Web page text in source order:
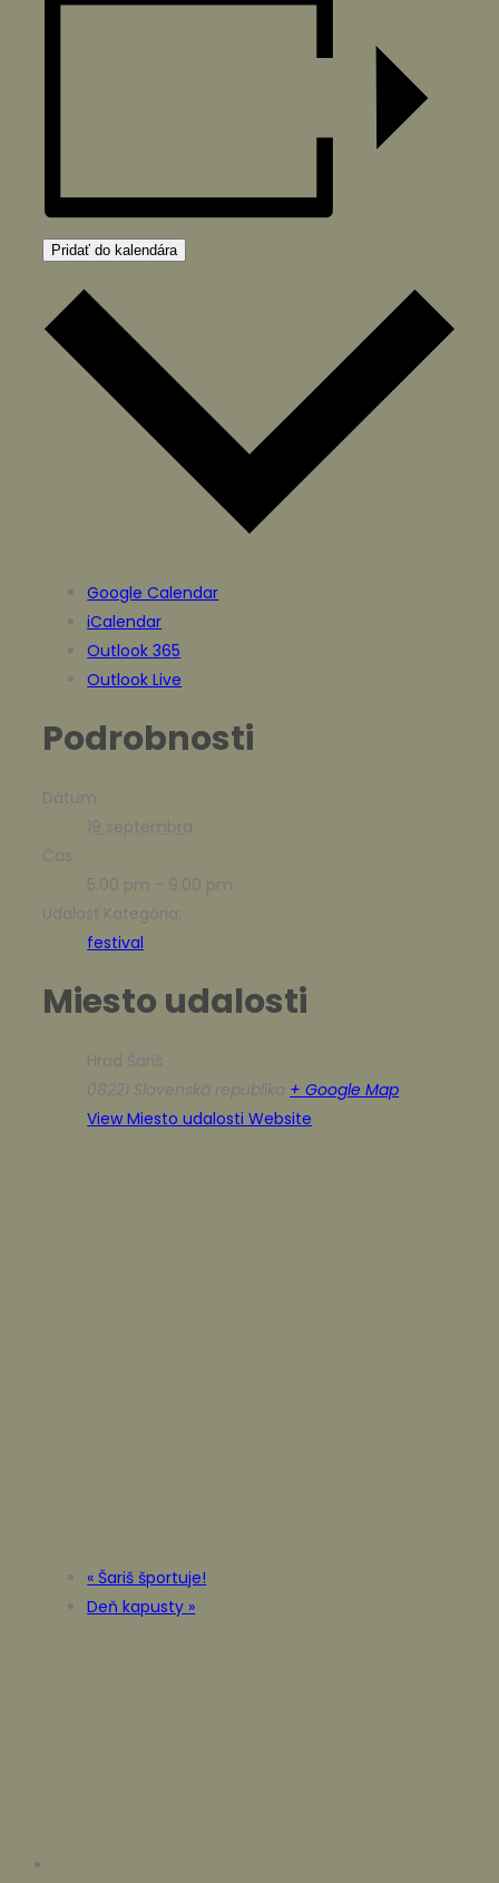
Pridať do kalendára
Google Calendar
iCalendar
Outlook 365
Outlook Live
Podrobnosti
festival
Miesto udalosti
+ Google Map
View Miesto udalosti Website
« Šariš športuje!
Deň kapusty »